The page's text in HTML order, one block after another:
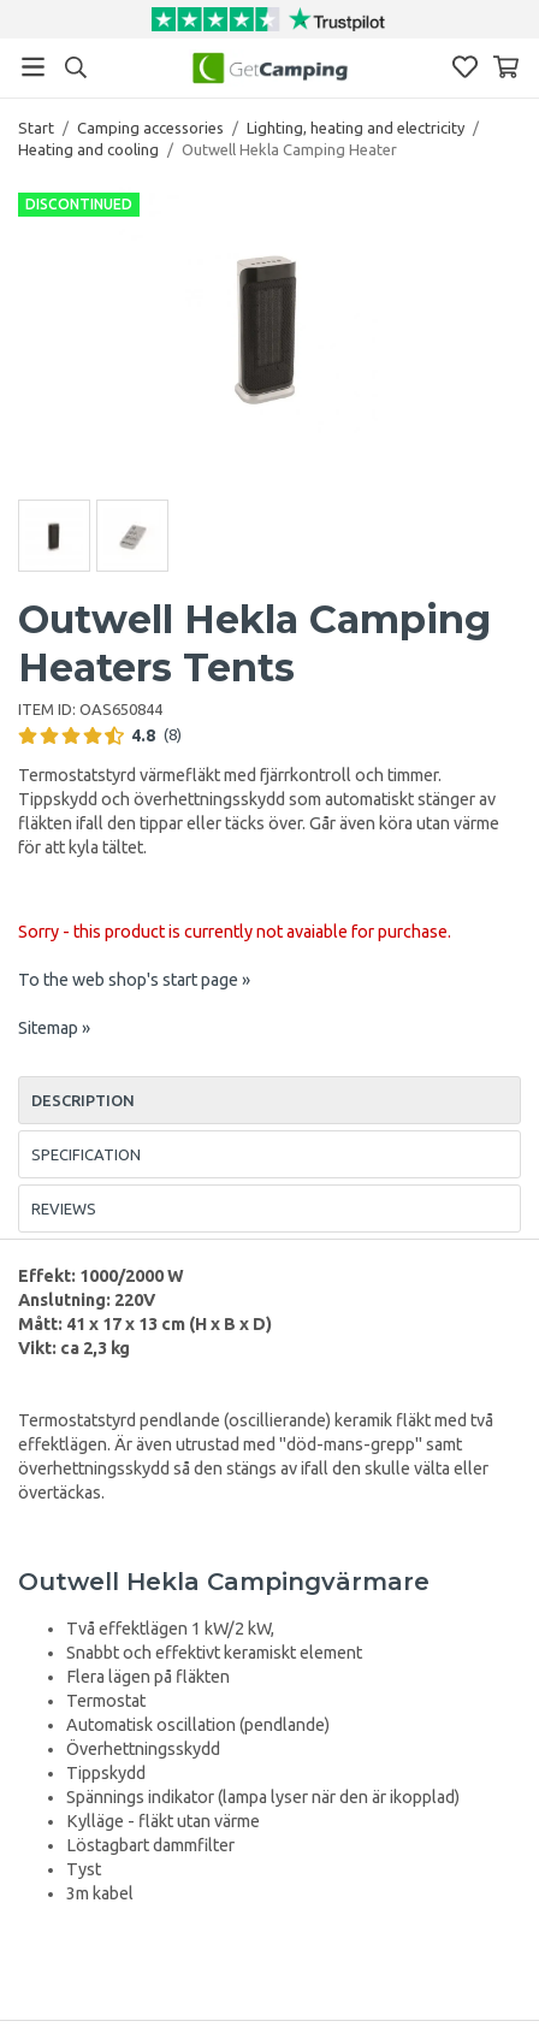
Start / Camping accessories / Lighting, heating and electricity /
Heating and cooling
/ Outwell Hekla Camping Heater
DISCONTINUED
Outwell Hekla Camping
Heaters Tents
ITEM ID: OAS650844
4.8 (8)
Termostatstyrd värmefläkt med fjärrkontroll och timmer.
Tippskydd och överhettningsskydd som automatiskt stänger av
fläkten ifall den tippar eller täcks över. Går även köra utan värme
för att kyla tältet.
Sorry - this product is currently not avaiable for purchase.
To the web shop's start page »
Sitemap »
DESCRIPTION
SPECIFICATION
REVIEWS
Effekt: 1000/2000 W
Anslutning: 220V
Mått: 41 x 17 x 13 cm (H x B x D)
Vikt: ca 2,3 kg
Termostatstyrd pendlande (oscillierande) keramik fläkt med två
effektlägen. Är även utrustad med "död-mans-grepp" samt
överhettningsskydd så den stängs av ifall den skulle välta eller
övertäckas.
Outwell Hekla Campingvärmare
Två effektlägen 1 kW/2 kW,
Snabbt och effektivt keramiskt element
Flera lägen på fläkten
Termostat
Automatisk oscillation (pendlande)
Överhettningsskydd
Tippskydd
Spännings indikator (lampa lyser när den är ikopplad)
Kylläge - fläkt utan värme
Löstagbart dammfilter
Tyst
3m kabel